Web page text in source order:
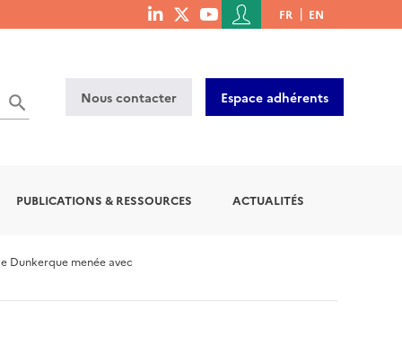
menu
Menu
du
de
l'utilisateur
FR EN
Nous contacter Espace adhérents
PUBLICATIONS & RESSOURCES ACTUALITÉS
Dunkerque menée avec